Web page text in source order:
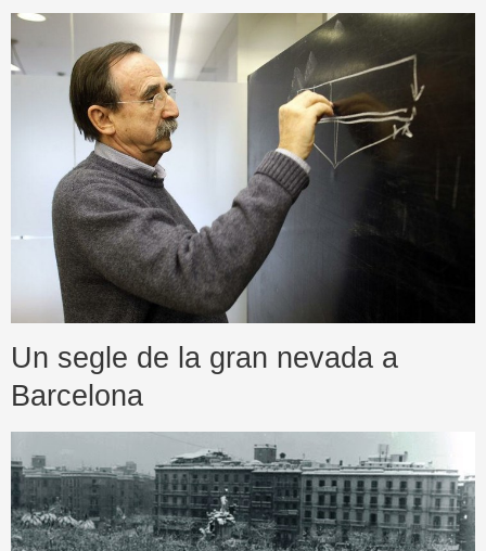
Un segle de la gran nevada a
Barcelona